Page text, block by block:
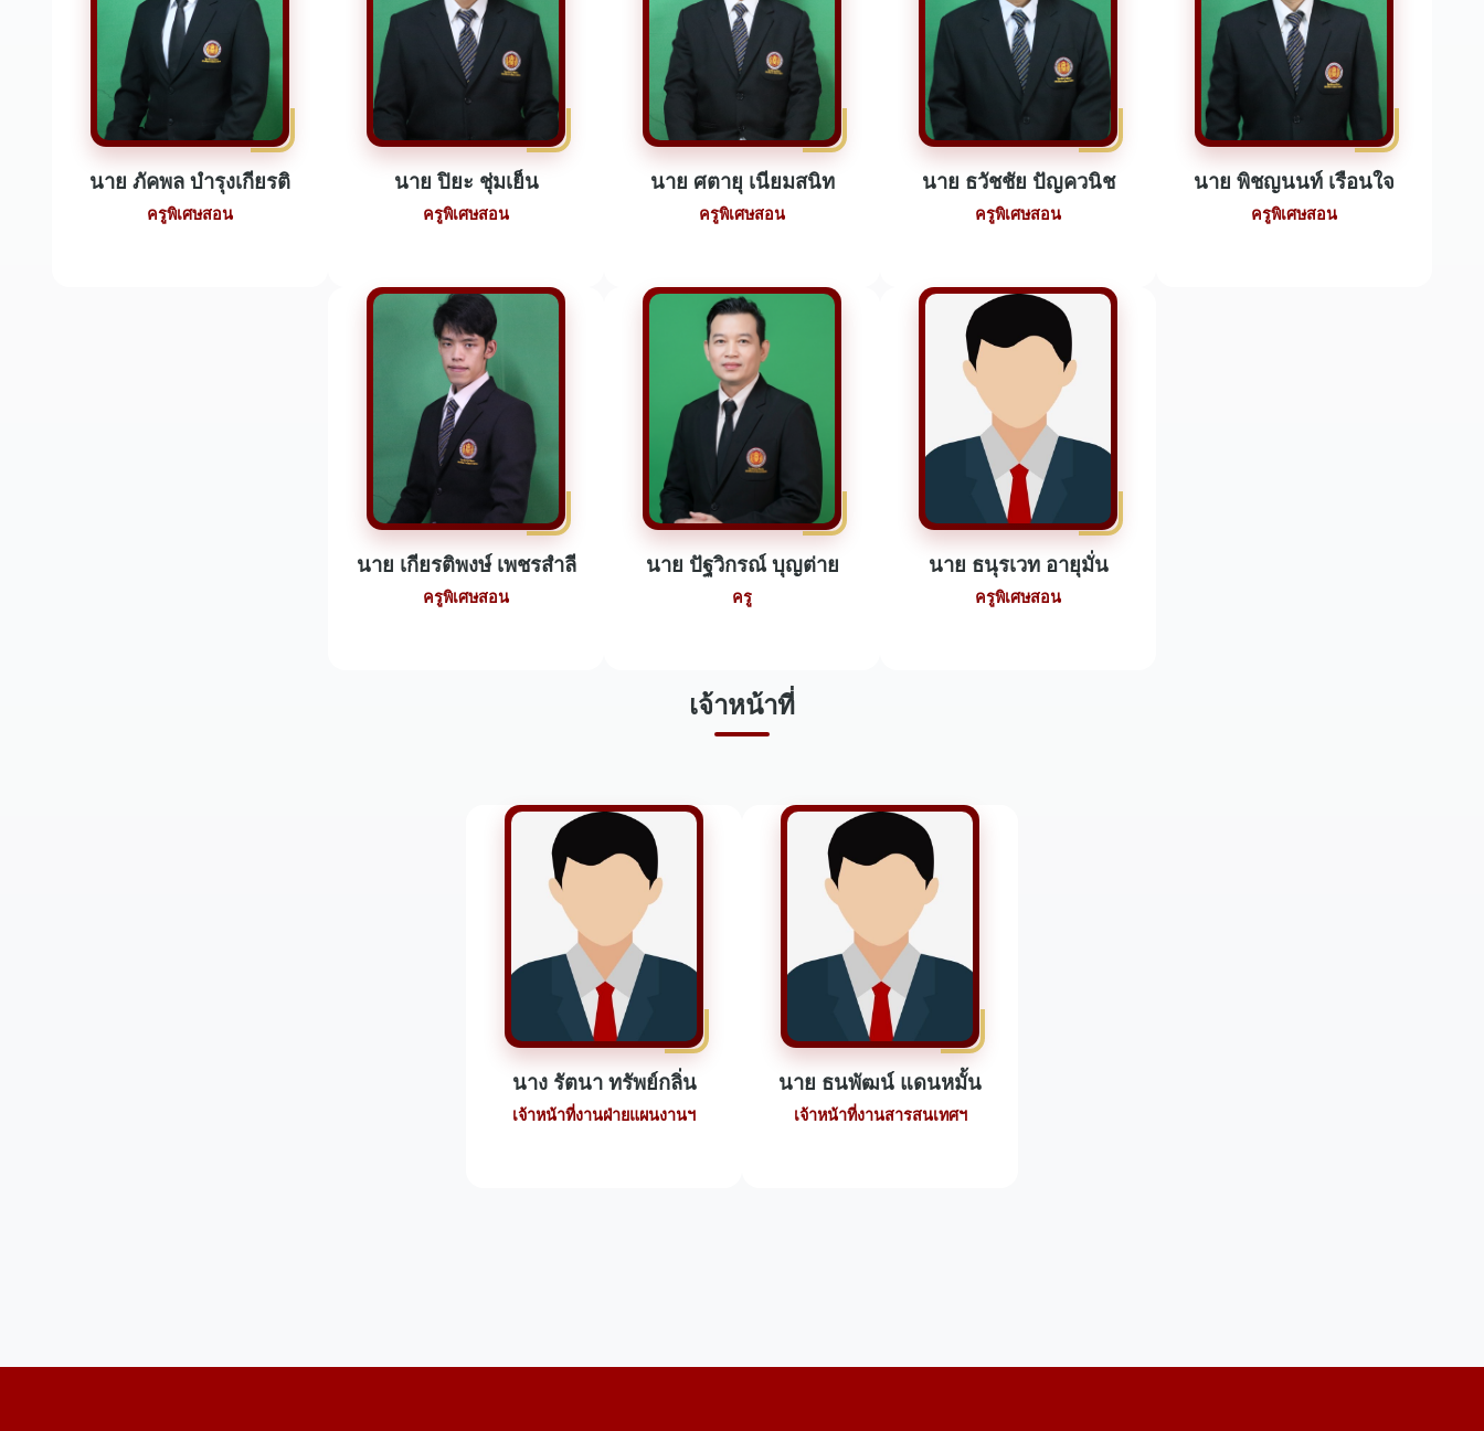
นาย ภัคพล บำรุงเกียรติ
ครูพิเศษสอน
นาย ปิยะ ชุ่มเย็น
ครูพิเศษสอน
นาย ศตายุ เนียมสนิท
ครูพิเศษสอน
นาย ธวัชชัย ปัญควนิช
ครูพิเศษสอน
นาย พิชญนนท์ เรือนใจ
ครูพิเศษสอน
นาย เกียรติพงษ์ เพชรสำลี
ครูพิเศษสอน
นาย ปัฐวิกรณ์ บุญต่าย
ครู
นาย ธนุรเวท อายุมั่น
ครูพิเศษสอน
เจ้าหน้าที่
นาง รัตนา ทรัพย์กลิ่น
เจ้าหน้าที่งานฝ่ายแผนงานฯ
นาย ธนพัฒน์ แดนหมั้น
เจ้าหน้าที่งานสารสนเทศฯ